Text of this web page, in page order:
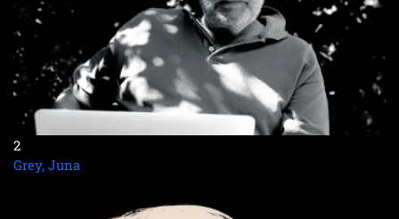
2
Grey, Juna